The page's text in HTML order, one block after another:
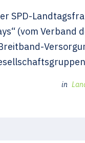
SPD-
(vom
in